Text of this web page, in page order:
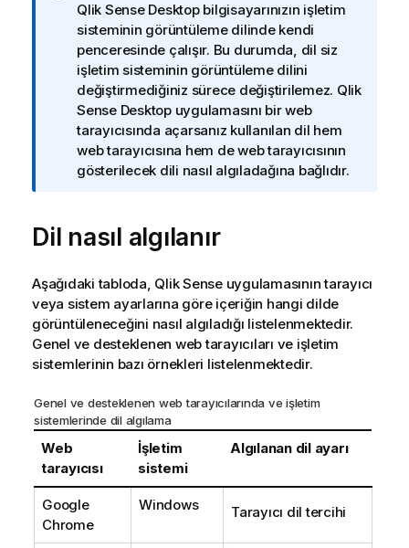
i
l
g
i
n
o
t
u
Qlik Sense Desktopbilgisayarınızın işletim
sisteminin görüntüleme dilinde kendi
penceresinde çalışır. Bu durumda, dil siz
işletim sisteminin görüntüleme dilini
değiştirmediğiniz sürece değiştirilemez. Qlik
Sense Desktopuygulamasını bir web
tarayıcısında açarsanız kullanılan dil hem
web tarayıcısına hem de web tarayıcısının
gösterilecek dili nasıl algıladağına bağlıdır.
Dil nasıl algılanır
Aşağıdaki tabloda, Qlik Senseuygulamasının tarayıcı
veya sistem ayarlarına göre içeriğin hangi dilde
görüntüleneceğini nasıl algıladığı listelenmektedir.
Genel ve desteklenen web tarayıcıları ve işletim
sistemlerinin bazı örnekleri listelenmektedir.
Genel ve desteklenen web tarayıcılarında ve işletim
sistemlerinde dil algılama
Web
tarayıcısı
İşletim
sistemi
Algılanan dil ayarı
Google
Chrome
Windows Tarayıcı dil tercihi